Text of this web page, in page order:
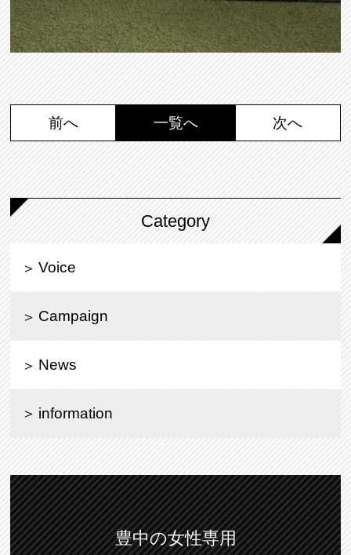
前へ 一覧へ 次へ
Category
Voice
Campaign
News
information
豊中の女性専用